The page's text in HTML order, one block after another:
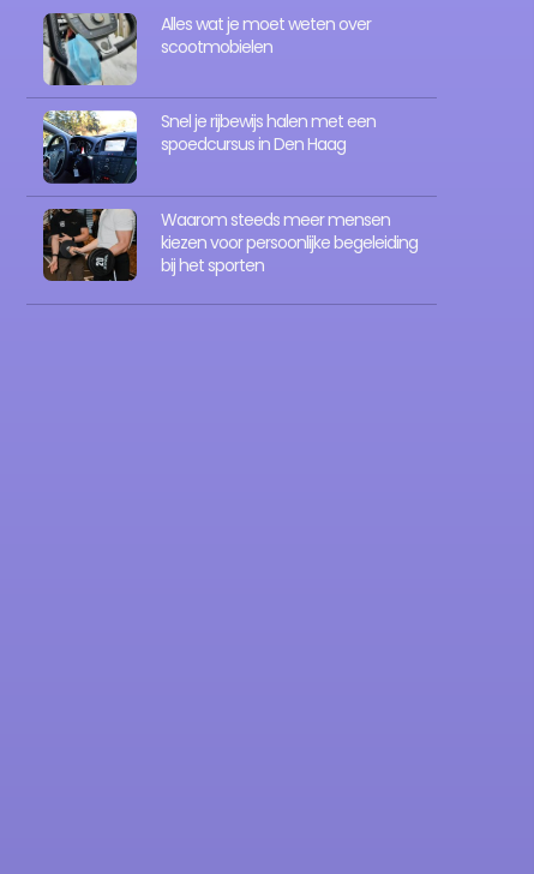
Alles wat je moet weten over
scootmobielen
Snel je rijbewijs halen met een
spoedcursus in Den Haag
Waarom steeds meer mensen
kiezen voor persoonlijke begeleiding
bij het sporten